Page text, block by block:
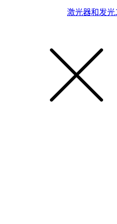
激光器和发光